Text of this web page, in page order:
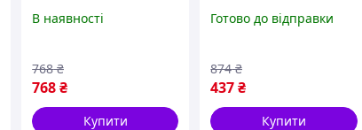
предметов, Ножі для
В наявності
768₴
768 ₴
Купити
та дому приготування
Готово до відправки
437₴
874 ₴
Купити